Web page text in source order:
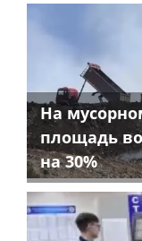
На
площадь
на 30%